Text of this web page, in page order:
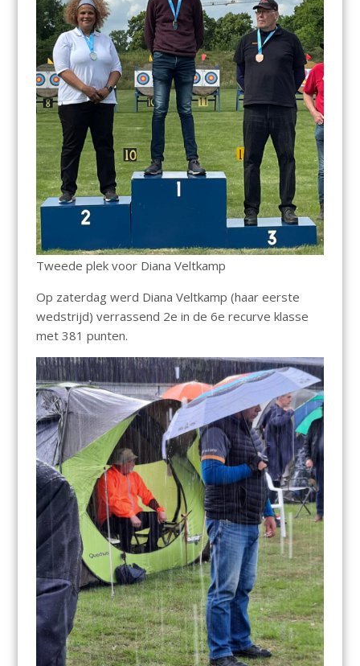
Tweede plek voor Diana Veltkamp
Op zaterdag werd Diana Veltkamp (haar eerste
wedstrijd) verrassend 2e in de 6e recurve klasse
met 381 punten.